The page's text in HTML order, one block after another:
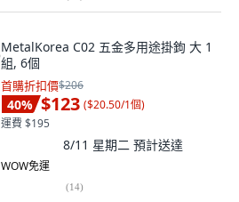
MetalKorea C02 五金多用途掛鉤 大 1
組, 6個
首購折扣價$206
40% $123 ($20.50/1個)
運費 $195
8/11 星期二 預計送達
WOW免運
(14)